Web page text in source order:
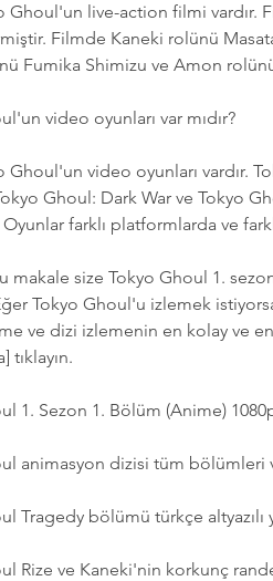
Ghoul'un live-action filmi vardır.
Filmde Kaneki rolünü
Fumika Shimizu ve Amon
video oyunları var mıdır?
Ghoul'un video oyunları vardır.
Ghoul: Dark War ve Tokyo
farklı platformlarda ve
Tokyo Ghoul'u izlemek
ve dizi izlemenin en kolay ve
tıklayın.
1. Sezon 1. Bölüm (Anime)
animasyon dizisi tüm bölümleri
Tragedy bölümü türkçe altyazılı
Rize ve Kaneki'nin korkunç